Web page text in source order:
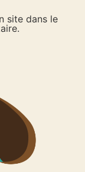
site dans le